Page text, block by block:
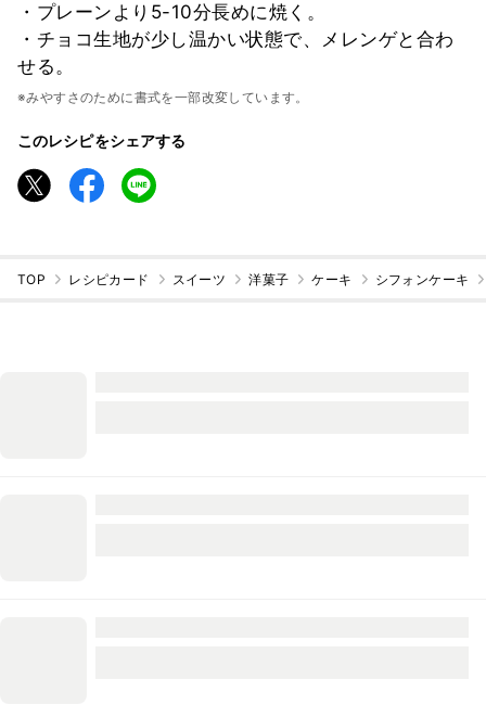
・プレーンより5-10分長めに焼く。
・チョコ生地が少し温かい状態で、メレンゲと合わ
せる。
※みやすさのために書式を一部改変しています。
このレシピをシェアする
TOP レシピカード スイーツ 洋菓子 ケーキ シフォンケーキ